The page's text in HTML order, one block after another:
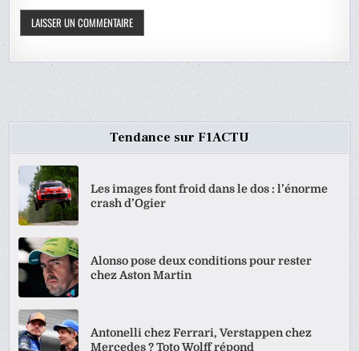
Tendance sur F1ACTU
Les images font froid dans le dos : l’énorme
crash d’Ogier
Alonso pose deux conditions pour rester
chez Aston Martin
Antonelli chez Ferrari, Verstappen chez
Mercedes ? Toto Wolff répond